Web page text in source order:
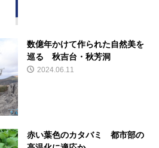
数億年かけて作られた自然美を
巡る 秋吉台・秋芳洞
2024.06.11
赤い葉色のカタバミ 都市部の